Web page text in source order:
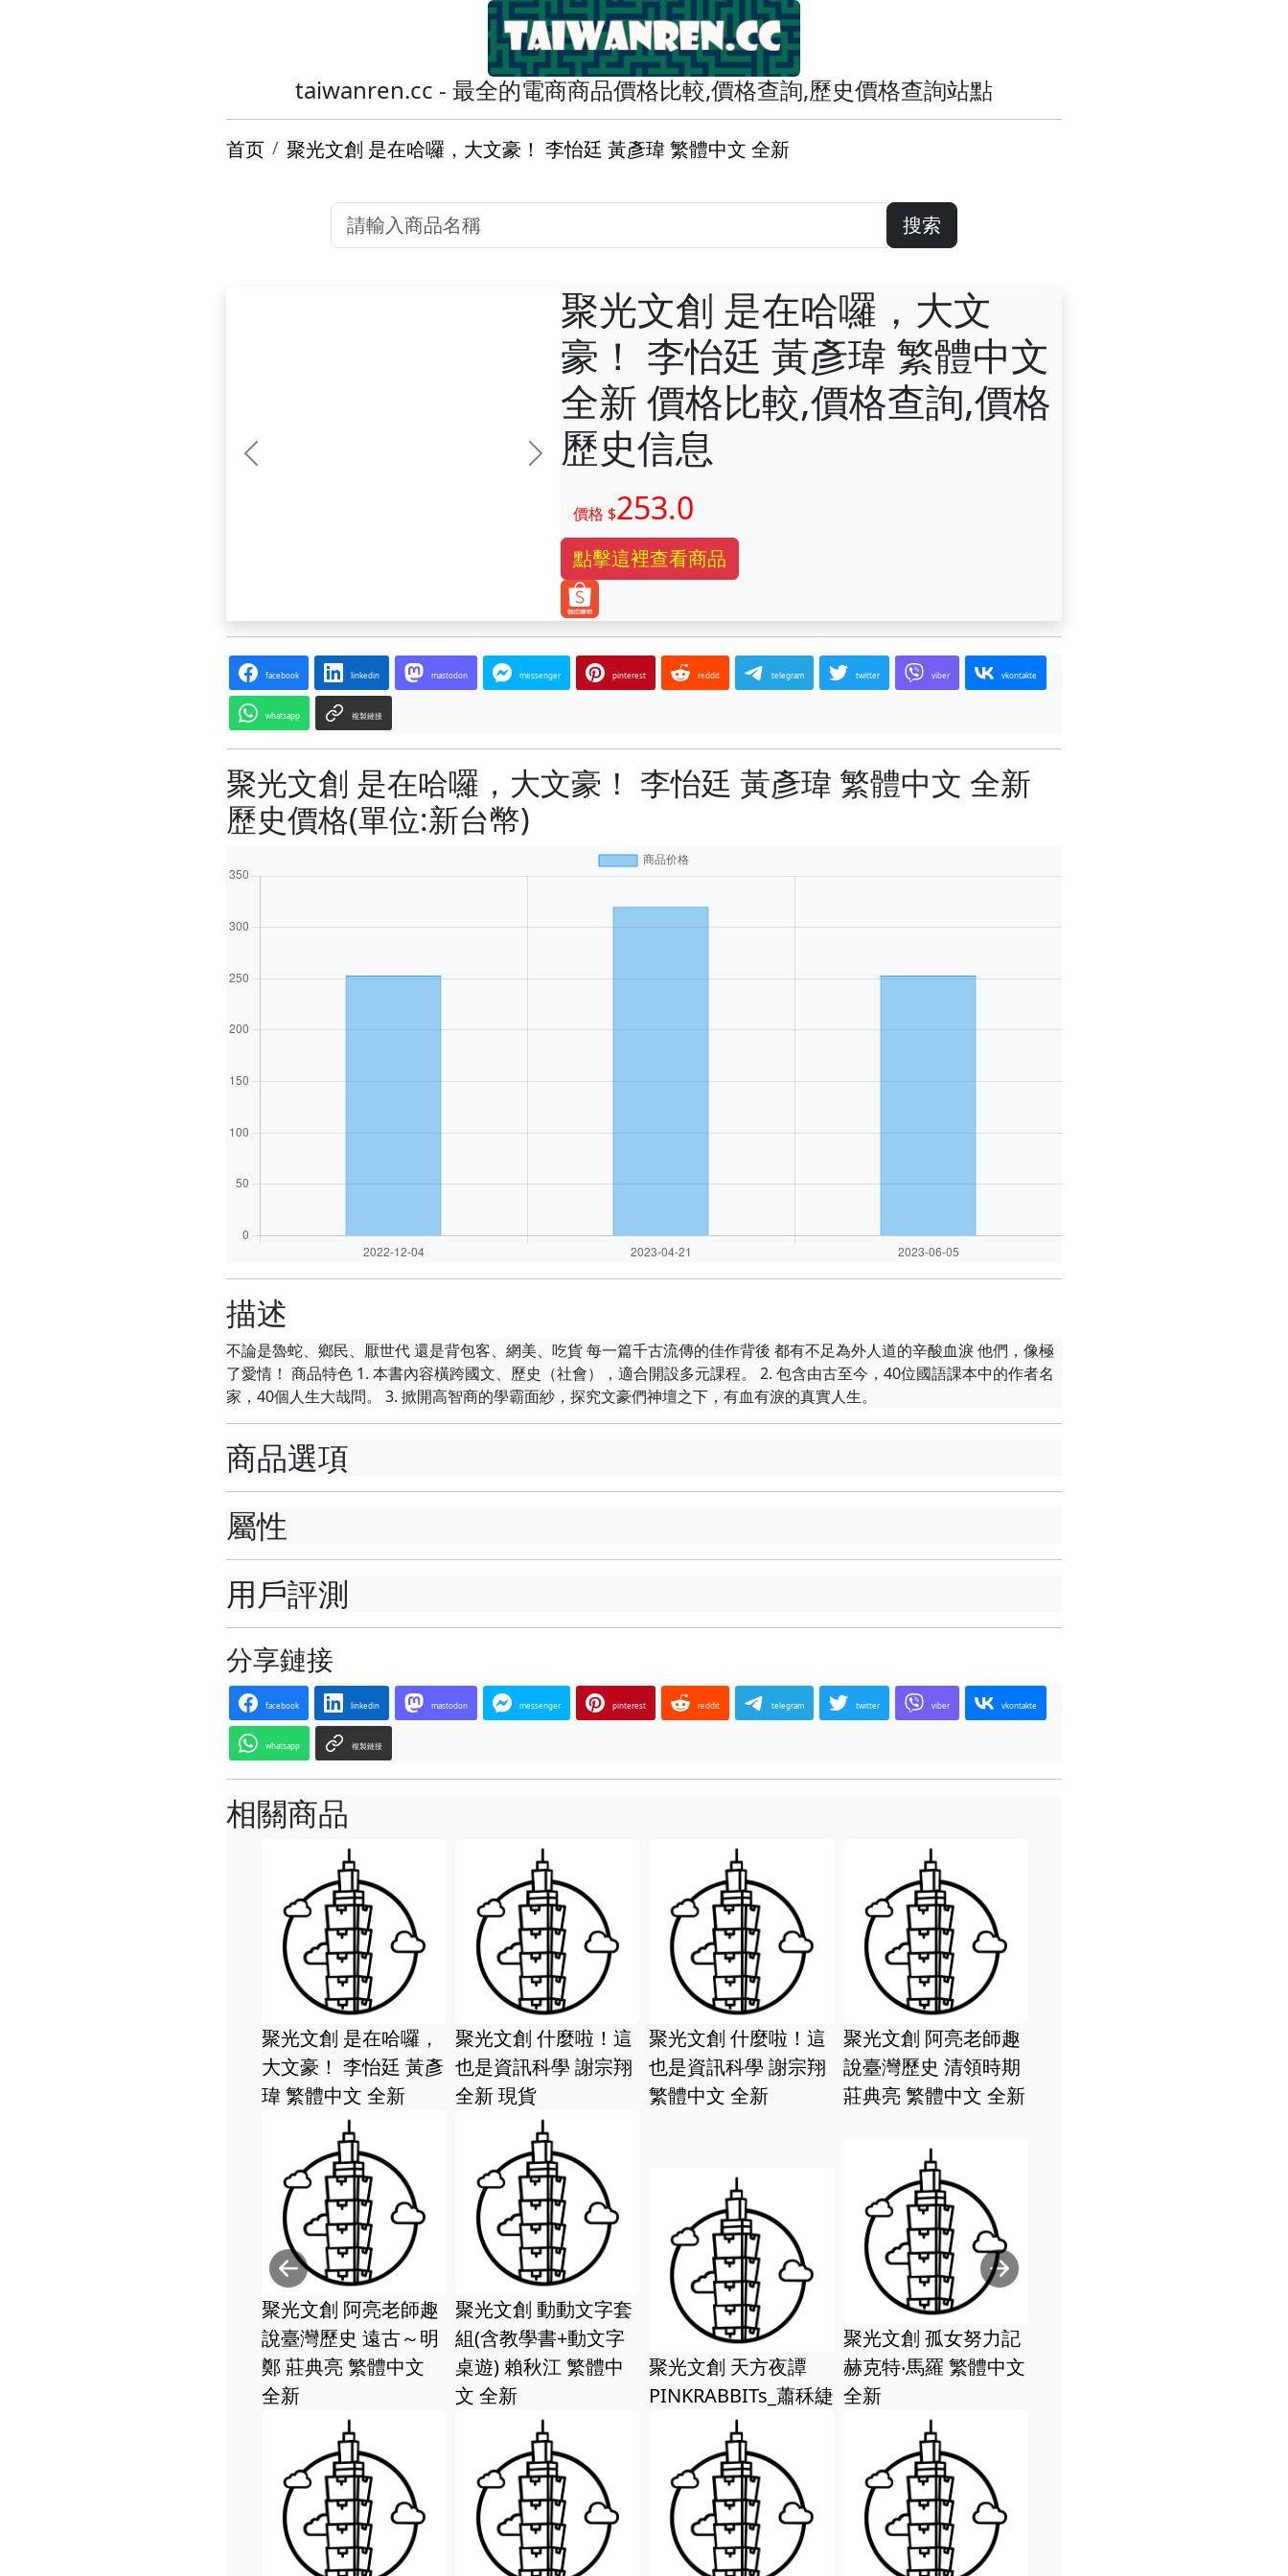
taiwanren.cc - 最全的電商商品價格比較,價格查詢,歷史價格查詢站點
首页 聚光文創 是在哈囉，大文豪！ 李怡廷 黃彥瑋 繁體中文 全新
搜索
前一张 下一张
聚光文創 是在哈囉，大文
豪！ 李怡廷 黃彥瑋 繁體中文
全新 價格比較,價格查詢,價格
歷史信息
價格 $253.0
點擊這裡查看商品
facebook linkedin mastodon messenger pinterest reddit telegram twitter viber vkontakte
whatsapp 複製鏈接
聚光文創 是在哈囉，大文豪！ 李怡廷 黃彥瑋 繁體中文 全新
歷史價格(單位:新台幣)
描述
不論是魯蛇、鄉民、厭世代 還是背包客、網美、吃貨 每一篇千古流傳的佳作背後 都有不足為外人道的辛酸血淚 他們，像極
了愛情！ 商品特色 1. 本書內容橫跨國文、歷史（社會），適合開設多元課程。 2. 包含由古至今，40位國語課本中的作者名
家，40個人生大哉問。 3. 掀開高智商的學霸面紗，探究文豪們神壇之下，有血有淚的真實人生。
商品選項
屬性
用戶評測
分享鏈接
facebook linkedin mastodon messenger pinterest reddit telegram twitter viber vkontakte
whatsapp 複製鏈接
相關商品
聚光文創 是在哈囉，
大文豪！ 李怡廷 黃彥
瑋 繁體中文 全新
聚光文創 什麼啦！這
也是資訊科學 謝宗翔
全新 現貨
聚光文創 什麼啦！這
也是資訊科學 謝宗翔
繁體中文 全新
聚光文創 阿亮老師趣
說臺灣歷史 清領時期
莊典亮 繁體中文 全新
聚光文創 阿亮老師趣
說臺灣歷史 遠古～明
鄭 莊典亮 繁體中文
全新
聚光文創 動動文字套
組(含教學書+動文字
桌遊) 賴秋江 繁體中
文 全新
聚光文創 天方夜譚
PINKRABBITs_蕭秝緁
聚光文創 孤女努力記
赫克特‧馬羅 繁體中文
全新
Previous Next